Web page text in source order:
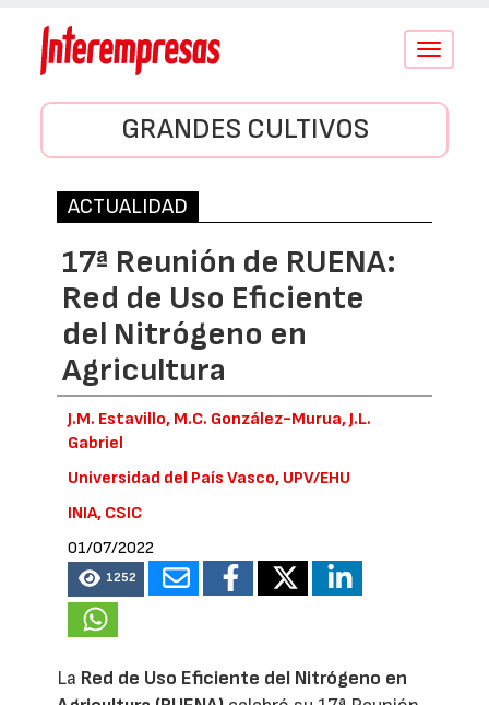
Conmutar
GRANDES CULTIVOS
ACTUALIDAD
17ª Reunión de RUENA:
Red de Uso Eficiente
del Nitrógeno en
Agricultura
J.M. Estavillo, M.C. González-Murua, J.L.
Gabriel
Universidad del País Vasco, UPV/EHU
INIA, CSIC
01/07/2022
1252
La Red de Uso Eficiente del Nitrógeno en